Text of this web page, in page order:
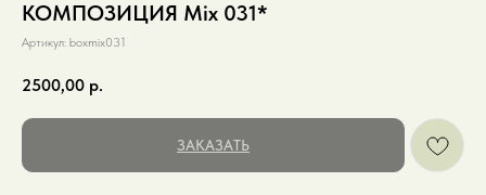
КОМПОЗИЦИЯ Mix 031*
Артикул: boxmix031
2500,00 р.
ЗАКАЗАТЬ